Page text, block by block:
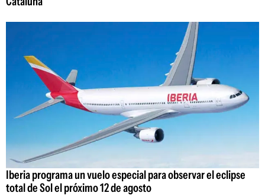
Iberia programa un vuelo especial para observar el eclipse
total de Sol el próximo 12 de agosto